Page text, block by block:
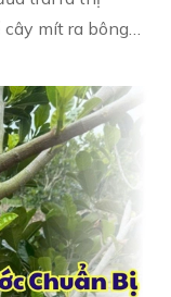
cây mít ra bông